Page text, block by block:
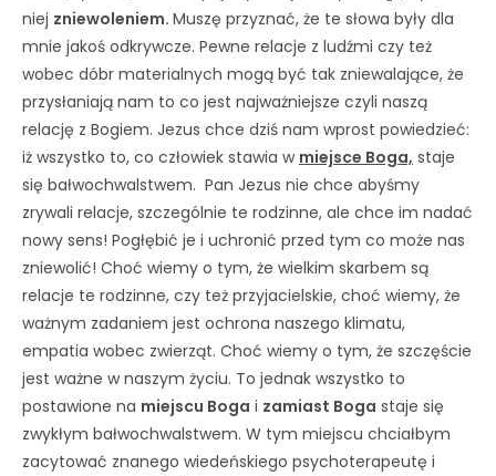
niej zniewoleniem. Muszę przyznać, że te słowa były dla
mnie jakoś odkrywcze. Pewne relacje z ludźmi czy też
wobec dóbr materialnych mogą być tak zniewalające, że
przysłaniają nam to co jest najważniejsze czyli naszą
relację z Bogiem. Jezus chce dziś nam wprost powiedzieć:
iż wszystko to, co człowiek stawia w miejsce Boga, staje
się bałwochwalstwem. Pan Jezus nie chce abyśmy
zrywali relacje, szczególnie te rodzinne, ale chce im nadać
nowy sens! Pogłębić je i uchronić przed tym co może nas
zniewolić! Choć wiemy o tym, że wielkim skarbem są
relacje te rodzinne, czy też przyjacielskie, choć wiemy, że
ważnym zadaniem jest ochrona naszego klimatu,
empatia wobec zwierząt. Choć wiemy o tym, że szczęście
jest ważne w naszym życiu. To jednak wszystko to
postawione na miejscu Boga i zamiast Boga staje się
zwykłym bałwochwalstwem. W tym miejscu chciałbym
zacytować znanego wiedeńskiego psychoterapeutę i